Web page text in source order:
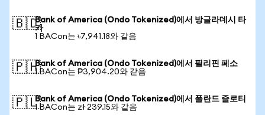
🇧🇩Bank of America (Ondo Tokenized)에서 방글라데시 타
카
1 BACon는 ৳7,941.18와 같음
🇵🇭Bank of America (Ondo Tokenized)에서 필리핀 페소
1 BACon는 ₱3,904.20와 같음
🇵🇱Bank of America (Ondo Tokenized)에서 폴란드 즐로티
1 BACon는 zł 239.15와 같음